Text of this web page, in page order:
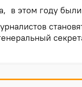
в этом году